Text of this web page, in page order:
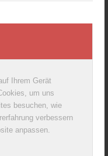
Ihrem Gerät
um uns
besuchen, wie
verbessern
anpassen.
herbs & garlic